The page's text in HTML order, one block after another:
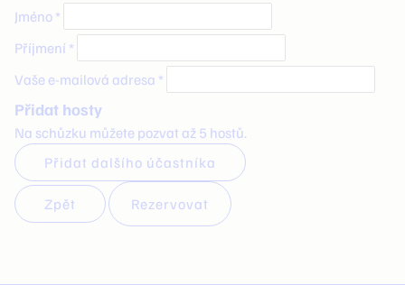
Jméno *
Příjmení *
Vaše e-mailová adresa *
Přidat hosty
Na schůzku můžete pozvat až 5 hostů.
Přidat dalšího účastníka
Zpět Rezervovat